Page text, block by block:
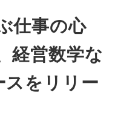
仕事の心
経営数学な
スをリリー